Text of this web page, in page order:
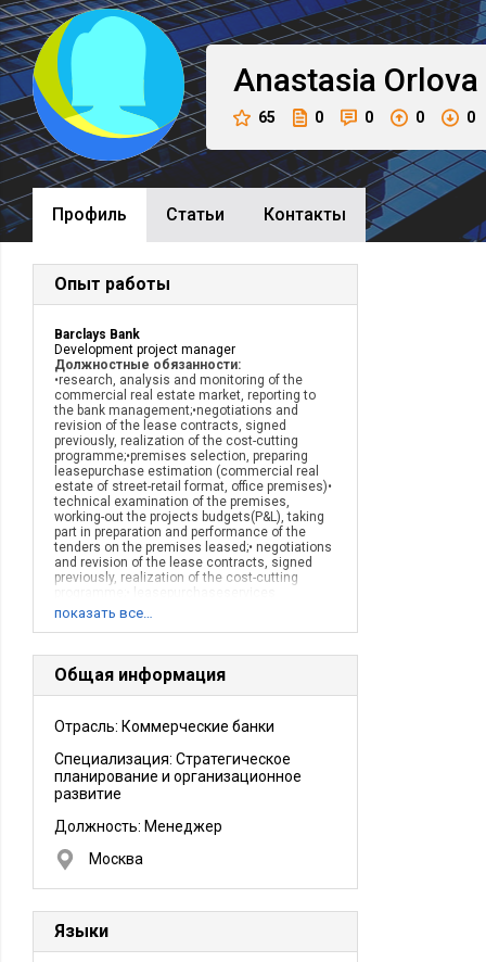
Anastasia Orlova
65 0 0 0 0
Профиль Cтатьи Контакты
Опыт работы
Barclays Bank
Development project manager
Должностные обязанности:
•research, analysis and monitoring of the
commercial real estate market, reporting to
the bank management;•negotiations and
revision of the lease contracts, signed
previously, realization of the cost-cutting
programme;•premises selection, preparing
leasepurchase estimation (commercial real
estate of street-retail format, office premises)•
technical examination of the premises,
working-out the projects budgets(P&L), taking
part in preparation and performance of the
tenders on the premises leased;• negotiations
and revision of the lease contracts, signed
previously, realization of the cost-cutting
agreements due diligence, deals finalizing
development (St.Petersburg, Samara, Rostov-
on-Don,Volgograd);
Описание деятельности компании:
Banking services
показать все…
Общая информация
Отрасль: Коммерческие банки
Специализация: Стратегическое
планирование и организационное
развитие
Должность: Менеджер
Москва
Языки